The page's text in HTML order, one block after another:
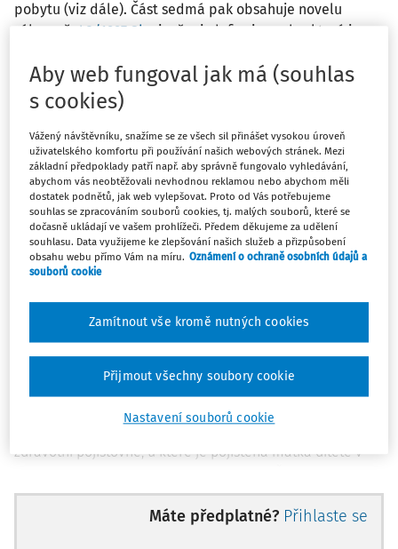
pobytu (viz dále). Část sedmá pak obsahuje novelu
zákona č. 48/1997 Sb.
, jenž mj. definuje osoby, které jsou
upravuje vznik a zánik zdravotního pojištění.
Změna zákona č.592/1992 Sb.se týká dětí narozených na
území ČR, jejichž matka má v okamžiku porodu povolení k
dlouhodobému pobytu v ČR, přičemž otec nemá v ČR
trvalý pobyt. Rozhodným obdobím je období ode dne
narození do konce kalendářního měsíce, v němž tato
osoba dovršila 60 dnů věku. Dítě je účastníkem systému
dosáhne věku 60 dní. Následně je zapotřebí uzavřít
komerční zdravotní pojištění, nebude-li získána jiná forma
oprávnění k pobytu.
Narození dítěte je povinen oznámit jeho zákonný zástupce,
opatrovník nebo poručník do 8 dnů ode dne narození
zdravotní pojišťovně, u které je pojištěna matka dítěte v
pojištěna, oznámí narození dítěte zdravotní pojišťovně, u
které je pojištěn otec dítěte v den jeho narození. Nejsou-li
Máte předplatné? Přihlaste se
Aby web fungoval jak má (souhlas
s cookies)
Vážený návštěvníku, snažíme se ze všech sil přinášet vysokou úroveň
uživatelského komfortu při používání našich webových stránek. Mezi
základní předpoklady patří např. aby správně fungovalo vyhledávání,
abychom vás neobtěžovali nevhodnou reklamou nebo abychom měli
dostatek podnětů, jak web vylepšovat. Proto od Vás potřebujeme
souhlas se zpracováním souborů cookies, tj. malých souborů, které se
dočasně ukládají ve vašem prohlížeči. Předem děkujeme za udělení
souhlasu. Data využijeme ke zlepšování našich služeb a přizpůsobení
obsahu webu přímo Vám na míru. Oznámení o ochraně osobních údajů a
souborů cookie
Nastavení souborů cookie
Zamítnout vše kromě nutných cookies
Přijmout všechny soubory cookie